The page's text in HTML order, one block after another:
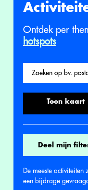
Ontdek per
hotspots
Toon kaart
De meeste
een bijdrage
Deel mijn